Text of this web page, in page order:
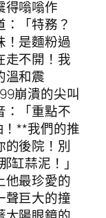
得嗡嗡作
「特務？
！是麵粉過
走不開！我
溫和震
崩潰的尖叫
：「重點不
**我們的推
的後院！別
缸蒜泥！」
他最珍愛的
聲巨大的撞